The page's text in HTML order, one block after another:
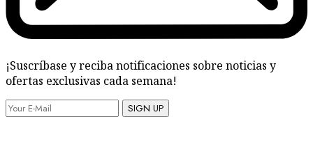
¡Suscríbase y reciba notificaciones sobre noticias y
ofertas exclusivas cada semana!
SIGN UP